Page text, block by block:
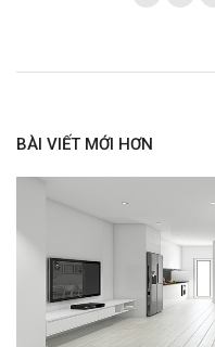
BÀI VIẾT MỚI HƠN